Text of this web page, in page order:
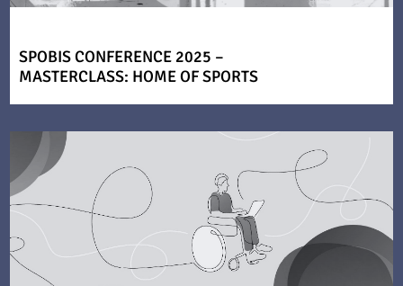
SPOBIS CONFERENCE 2025 –
MASTERCLASS: HOME OF SPORTS